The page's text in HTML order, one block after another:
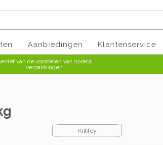
Aanbiedingen Klantenservice
van de voordelen van horeca
verpakkingen
Killifey